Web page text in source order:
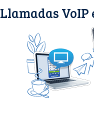
Llamadas VoIP